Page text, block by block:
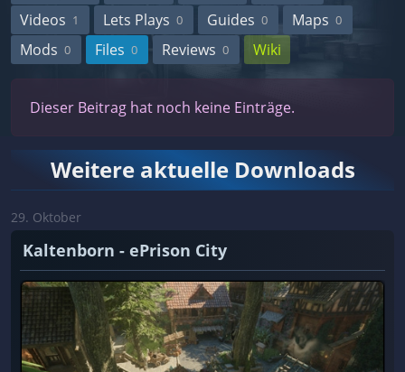
Videos 1 Lets Plays 0 Guides 0 Maps 0
Mods 0 Files 0 Reviews 0 Wiki
Dieser Beitrag hat noch keine Einträge.
Weitere aktuelle Downloads
29. Oktober
Kaltenborn - ePrison City